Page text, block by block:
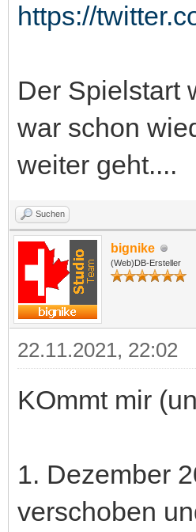
https://
Der Spielstart
war schon
weiter geht....
Suchen
bignike
(Web)DB-Ersteller
22.11.2021, 22:02
KOmmt mir
1. Dezember
verschoben